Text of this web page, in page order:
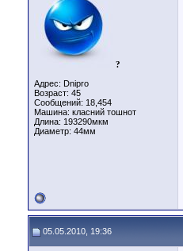
?
Адрес: Dnipro
Возраст: 45
Сообщений: 18,454
Машина: класний тошнот
Длина: 193290мкм
Диаметр: 44мм
05.05.2010, 19:36